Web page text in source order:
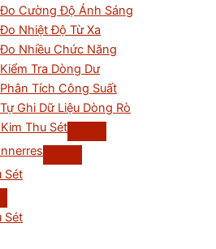
Cường Độ Ánh Sáng
Nhiệt Độ Từ Xa
Nhiều Chức Năng
Tra Dòng Dư
Tích Công Suất
Ghi Dữ Liệu Dòng Rò
Thu Sét
Sét
Sét